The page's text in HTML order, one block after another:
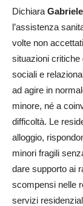
Dichiara
l’assistenza
volte non
situazioni critiche
sociali e
ad agire in
minore, né a
difficoltà. Le
alloggio,
minori fragili
dare supporto ai
scompensi nelle
servizi